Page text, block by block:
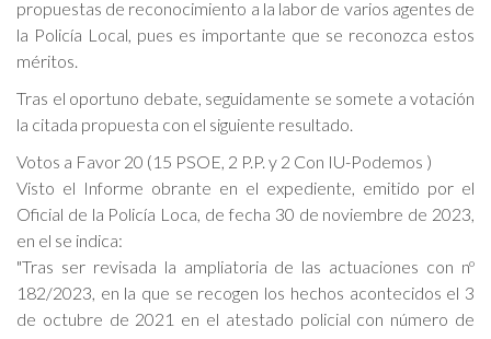
propuestas de reconocimiento a la labor de varios agentes de
la Policía Local, pues es importante que se reconozca estos
méritos.
Tras el oportuno debate, seguidamente se somete a votación
la citada propuesta con el siguiente resultado.
Votos a Favor 20 (15 PSOE, 2 P.P. y 2 Con IU-Podemos )
Visto el Informe obrante en el expediente, emitido por el
Oficial de la Policía Loca, de fecha 30 de noviembre de 2023,
en el se indica:
"Tras ser revisada la ampliatoria de las actuaciones con nº
182/2023, en la que se recogen los hechos acontecidos el 3
de octubre de 2021 en el atestado policial con número de